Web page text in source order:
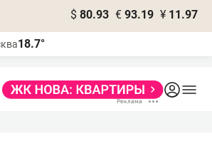
$ 80.93 € 93.19 ¥ 11.97
18.7°